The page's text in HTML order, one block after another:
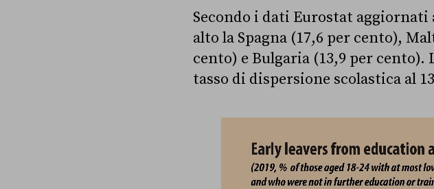
Secondo i dati Eurostat aggiornati
alto la Spagna (17,6 per cento),
cento) e Bulgaria (13,9 per
tasso di dispersione scolastica al